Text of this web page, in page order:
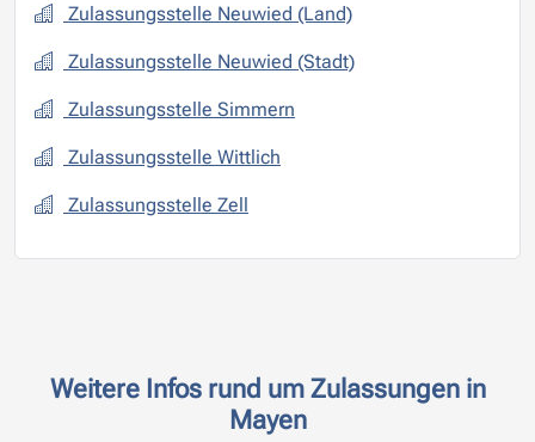
Zulassungsstelle Neuwied (Land)
Zulassungsstelle Neuwied (Stadt)
Zulassungsstelle Simmern
Zulassungsstelle Wittlich
Zulassungsstelle Zell
Weitere Infos rund um Zulassungen in
Mayen